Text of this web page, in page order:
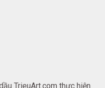
TrieuArt.com thực hiện